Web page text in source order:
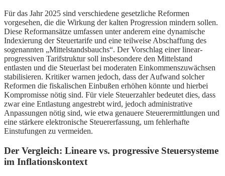
Für das Jahr 2025 sind verschiedene gesetzliche Reformen
vorgesehen, die die Wirkung der kalten Progression mindern sollen.
Diese Reformansätze umfassen unter anderem eine dynamische
Indexierung der Steuertarife und eine teilweise Abschaffung des
sogenannten „Mittelstandsbauchs“. Der Vorschlag einer linear-
progressiven Tarifstruktur soll insbesondere den Mittelstand
entlasten und die Steuerlast bei moderaten Einkommenszuwächsen
stabilisieren. Kritiker warnen jedoch, dass der Aufwand solcher
Reformen die fiskalischen Einbußen erhöhen könnte und hierbei
Kompromisse nötig sind. Für viele Steuerzahler bedeutet dies, dass
zwar eine Entlastung angestrebt wird, jedoch administrative
Anpassungen nötig sind, wie etwa genauere Steuerermittlungen und
eine stärkere elektronische Steuererfassung, um fehlerhafte
Einstufungen zu vermeiden.
Der Vergleich: Lineare vs. progressive Steuersysteme
im Inflationskontext